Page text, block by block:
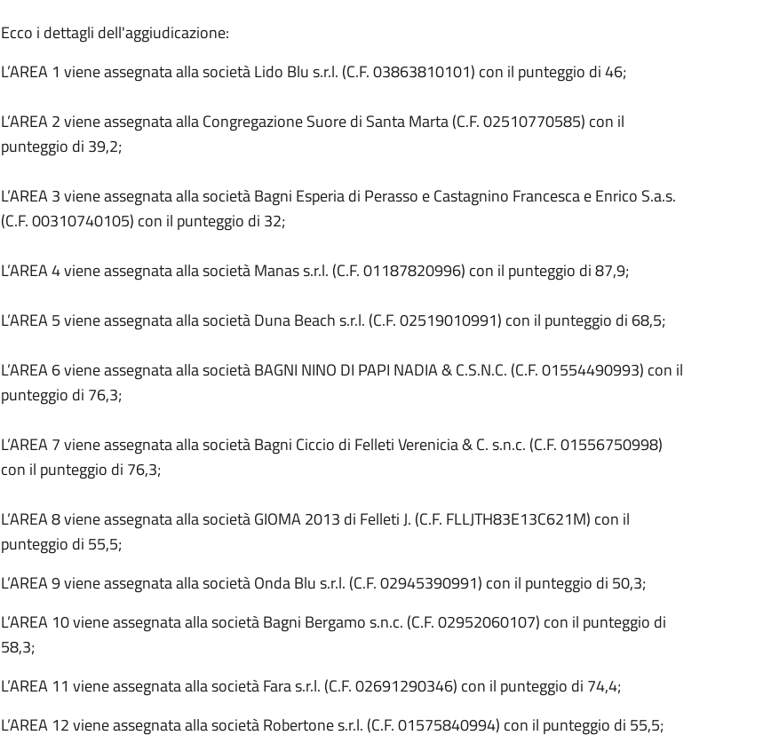
Ecco i dettagli dell'aggiudicazione:
L’AREA 1 viene assegnata alla società Lido Blu s.r.l. (C.F. 03863810101) con il punteggio di 46;
L’AREA 2 viene assegnata alla Congregazione Suore di Santa Marta (C.F. 02510770585) con il
punteggio di 39,2;
L’AREA 3 viene assegnata alla società Bagni Esperia di Perasso e Castagnino Francesca e Enrico S.a.s.
(C.F. 00310740105) con il punteggio di 32;
L’AREA 4 viene assegnata alla società Manas s.r.l. (C.F. 01187820996) con il punteggio di 87,9;
L’AREA 5 viene assegnata alla società Duna Beach s.r.l. (C.F.02519010991) con il punteggio di 68,5;
L’AREA 6 viene assegnata alla società BAGNI NINO DI PAPI NADIA & C.S.N.C. (C.F. 01554490993) con il
punteggio di 76,3;
L’AREA 7 viene assegnata alla società Bagni Ciccio di Felleti Verenicia & C. s.n.c. (C.F. 01556750998)
con il punteggio di 76,3;
L’AREA 8 viene assegnata alla società GIOMA 2013 di Felleti J. (C.F. FLLJTH83E13C621M) con il
punteggio di 55,5;
L’AREA 9 viene assegnata alla società Onda Blu s.r.l. (C.F. 02945390991) con il punteggio di 50,3;
L’AREA 10 viene assegnata alla società Bagni Bergamo s.n.c. (C.F. 02952060107) con il punteggio di
58,3;
L’AREA 11 viene assegnata alla società Fara s.r.l. (C.F. 02691290346) con il punteggio di 74,4;
L’AREA 12 viene assegnata alla società Robertone s.r.l. (C.F. 01575840994) con il punteggio di 55,5;